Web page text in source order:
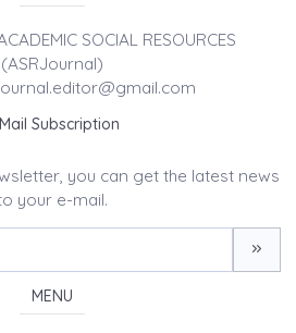
SOCIAL RESOURCES
(ASRJournal)
Subscription
you can get the latest news
your e-mail.
MENU